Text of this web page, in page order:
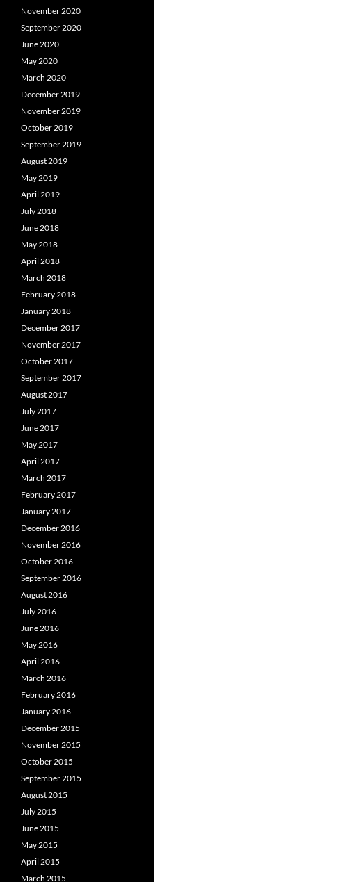
November 2020
September 2020
June 2020
May 2020
March 2020
December 2019
November 2019
October 2019
September 2019
August 2019
May 2019
April 2019
July 2018
June 2018
May 2018
April 2018
March 2018
February 2018
January 2018
December 2017
November 2017
October 2017
September 2017
August 2017
July 2017
June 2017
May 2017
April 2017
March 2017
February 2017
January 2017
December 2016
November 2016
October 2016
September 2016
August 2016
July 2016
June 2016
May 2016
April 2016
March 2016
February 2016
January 2016
December 2015
November 2015
October 2015
September 2015
August 2015
July 2015
June 2015
May 2015
April 2015
March 2015